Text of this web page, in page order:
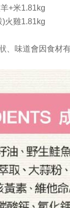
+米1.81kg
)火雞1.81kg
、味道會因食材